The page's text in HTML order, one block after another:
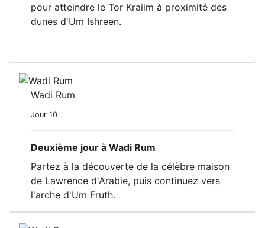
pour atteindre le Tor Kraiim à proximité des
dunes d'Um Ishreen.
Wadi Rum
Jour 10
Deuxième jour à Wadi Rum
Partez à la découverte de la célèbre maison
de Lawrence d'Arabie, puis continuez vers
l'arche d'Um Fruth.